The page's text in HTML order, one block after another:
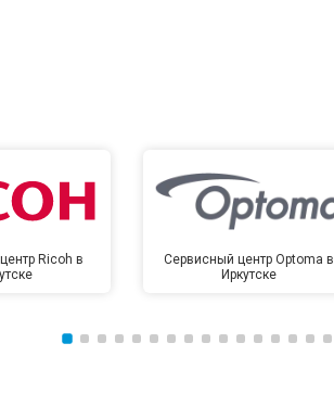
Ricoh в
Сервисный центр Optoma в
Иркутске